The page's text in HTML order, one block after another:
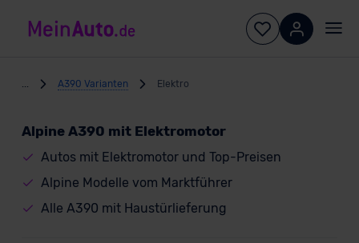
A390 Varianten Elektro
Alpine A390 mit Elektromotor
Autos mit Elektromotor und Top-Preisen
Alpine Modelle vom Marktführer
Alle A390 mit Haustürlieferung